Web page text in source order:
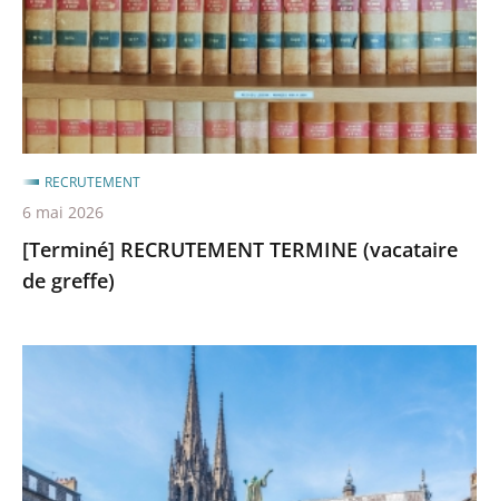
greffe)
[Terminé] RECRUTEMENT TERMINE (vacataire
de greffe)
RECRUTEMENT
6 mai 2026
juridique